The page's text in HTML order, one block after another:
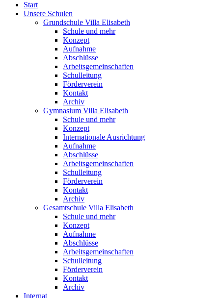
Start
Unsere Schulen
Grundschule Villa Elisabeth
Schule und mehr
Konzept
Aufnahme
Abschlüsse
Arbeitsgemeinschaften
Schulleitung
Förderverein
Kontakt
Archiv
Gymnasium Villa Elisabeth
Schule und mehr
Konzept
Internationale Ausrichtung
Aufnahme
Abschlüsse
Arbeitsgemeinschaften
Schulleitung
Förderverein
Kontakt
Archiv
Gesamtschule Villa Elisabeth
Schule und mehr
Konzept
Aufnahme
Abschlüsse
Arbeitsgemeinschaften
Schulleitung
Förderverein
Kontakt
Archiv
Internat